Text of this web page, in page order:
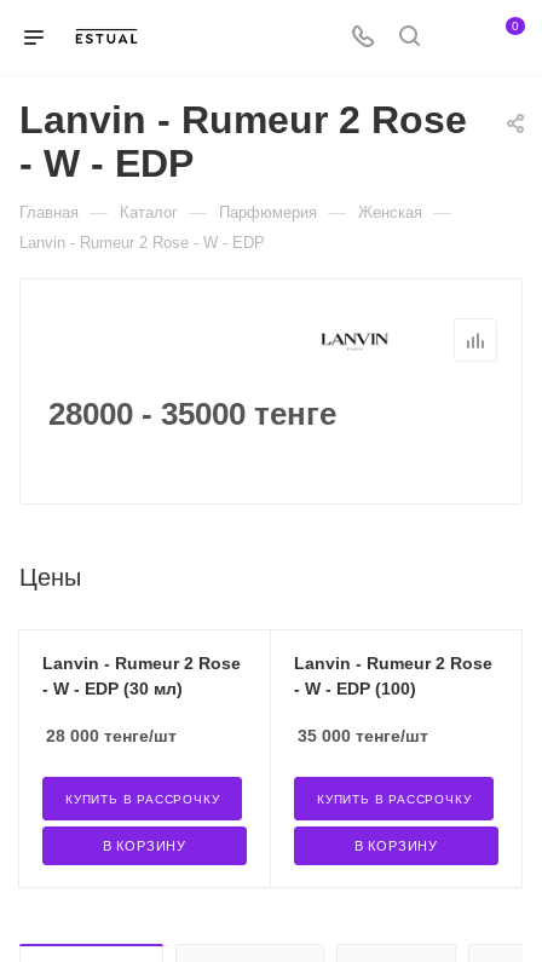
0
Lanvin - Rumeur 2 Rose
- W - EDP
Главная — Каталог — Парфюмерия — Женская —
Lanvin - Rumeur 2 Rose - W - EDP
28000 - 35000 тенге
Цены
Lanvin - Rumeur 2 Rose
- W - EDP (30 мл)
28 000 тенге/шт
В КОРЗИНУ
КУПИТЬ В РАССРОЧКУ
Lanvin - Rumeur 2 Rose
- W - EDP (100)
35 000 тенге/шт
В КОРЗИНУ
КУПИТЬ В РАССРОЧКУ